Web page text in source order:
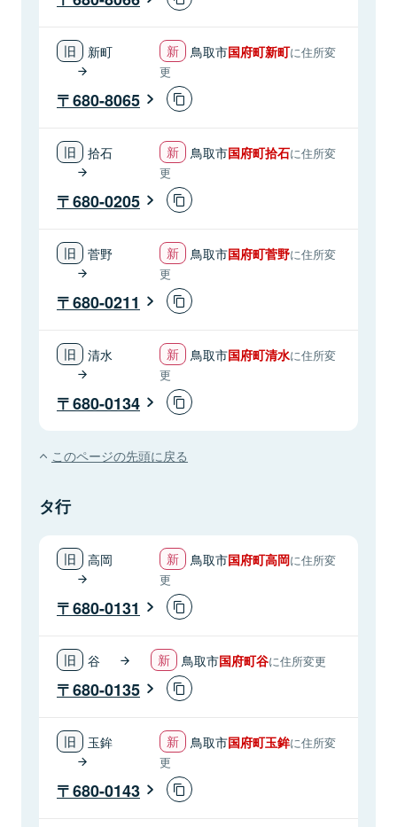
新町 鳥取市国府町新町に住所変
更
680-8065
拾石 鳥取市国府町拾石に住所変
更
680-0205
菅野 鳥取市国府町菅野に住所変
更
680-0211
清水 鳥取市国府町清水に住所変
更
680-0134
このページの先頭に戻る
タ行
高岡 鳥取市国府町高岡に住所変
更
680-0131
谷 鳥取市国府町谷に住所変更
680-0135
玉鉾 鳥取市国府町玉鉾に住所変
更
680-0143